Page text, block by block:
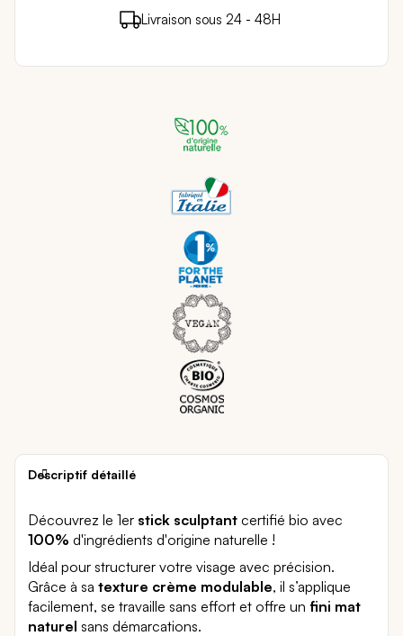
15 points de fidélité ( 0,30 €
en achetant ce
Livraison sous 24 - 48H
Paiement sécurisé
Descriptif détaillé
Découvrez le 1er stick sculptant certifié bio avec
100% d'ingrédients d'origine naturelle !
Idéal pour structurer votre visage avec précision.
Grâce à sa texture crème modulable, il s’applique
facilement, se travaille sans effort et offre un fini mat
naturel sans démarcations.